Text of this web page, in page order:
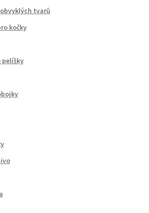
tvarů
kočky
pelíšky